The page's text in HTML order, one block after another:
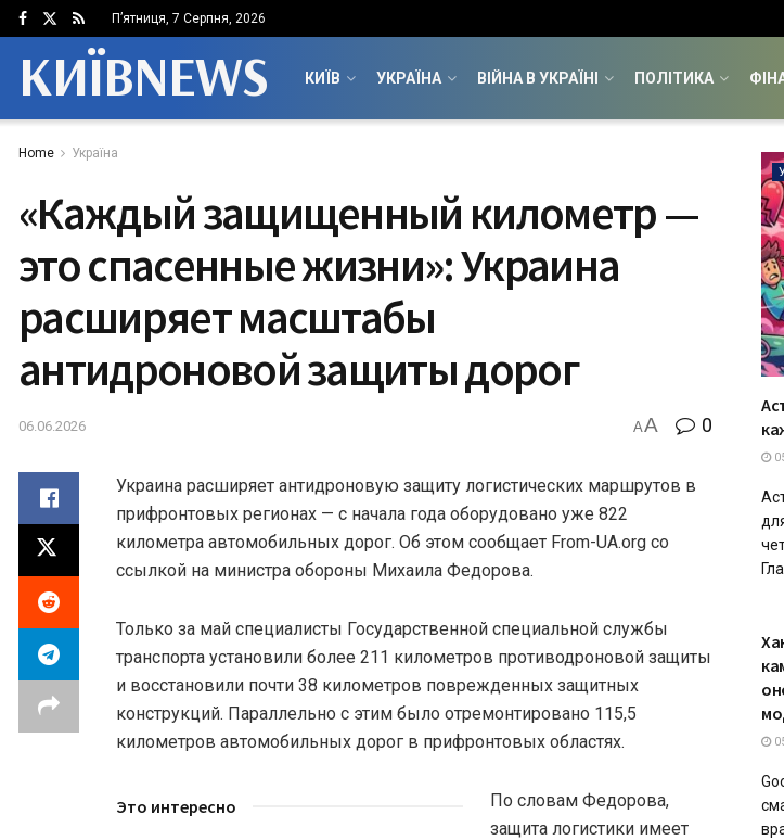
П’ятниця, 7 Серпня, 2026
КИЇВNEWS КИЇВ УКРАЇНА ВІЙНА В УКРАЇНІ ПОЛІТИКА
Home Україна
«Каждый защищенный километр —
это спасенные жизни»: Украина
расширяет масштабы
антидроновой защиты дорог
06.06.2026 AA 0
Украина расширяет антидроновую защиту логистических маршрутов в
прифронтовых регионах — с начала года оборудовано уже 822
километра автомобильных дорог. Об этом сообщает From-UA.org со
ссылкой на министра обороны Михаила Федорова.
Только за май специалисты Государственной специальной службы
транспорта установили более 211 километров противодроновой защиты
и восстановили почти 38 километров поврежденных защитных
конструкций. Параллельно с этим было отремонтировано 115,5
километров автомобильных дорог в прифронтовых областях.
Это интересно
По словам Федорова,
защита логистики имеет